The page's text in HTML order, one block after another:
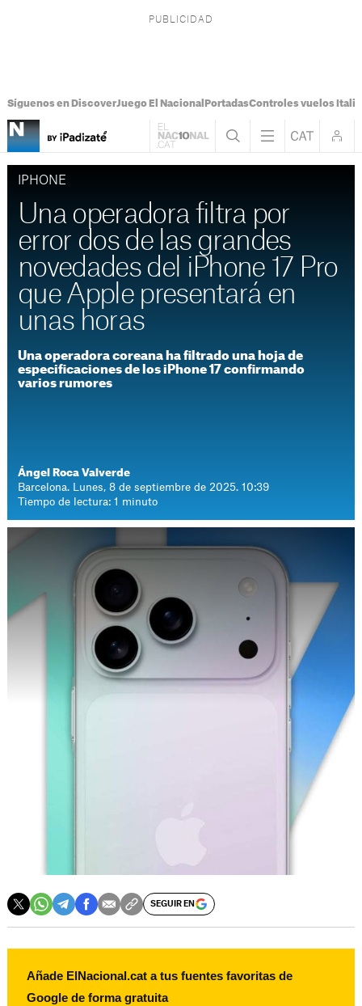
Síguenos en DiscoverJuego El Nacional PortadasControles vuelos Italia
IPHONE
Una operadora filtra por
error dos de las grandes
novedades del iPhone 17 Pro
que Apple presentará en
unas horas
Una operadora coreana ha filtrado una hoja de
especificaciones de los iPhone 17 confirmando
varios rumores
Ángel Roca Valverde
Barcelona. Lunes, 8 de septiembre de 2025. 10:39
Tiempo de lectura: 1 minuto
SEGUIR EN
Añade ElNacional.cat a tus fuentes favoritas de
Google de forma gratuita